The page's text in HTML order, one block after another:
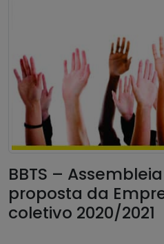
BBTS –
proposta da
coletivo 2020/2021